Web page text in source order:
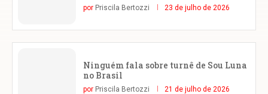
por Priscila Bertozzi 23 de julho de 2026
Ninguém fala sobre turnê de Sou Luna
no Brasil
por Priscila Bertozzi 21 de julho de 2026